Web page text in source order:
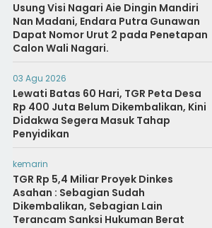
Usung Visi Nagari Aie Dingin Mandiri
Nan Madani, Endara Putra Gunawan
Dapat Nomor Urut 2 pada Penetapan
Calon Wali Nagari.
03 Agu 2026
Lewati Batas 60 Hari, TGR Peta Desa
Rp 400 Juta Belum Dikembalikan, Kini
Didakwa Segera Masuk Tahap
Penyidikan
kemarin
TGR Rp 5,4 Miliar Proyek Dinkes
Asahan : Sebagian Sudah
Dikembalikan, Sebagian Lain
Terancam Sanksi Hukuman Berat